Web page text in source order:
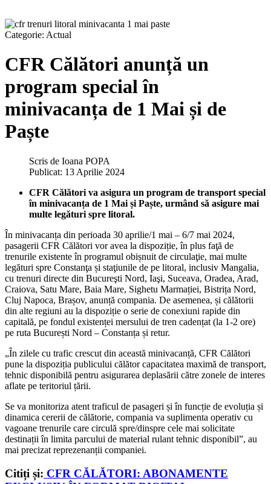
Categorie: Actual
CFR Călători anunță un
program special în
minivacanța de 1 Mai și de
Paște
Scris de Ioana POPA
Publicat: 13 Aprilie 2024
CFR Călători va asigura un program de transport special
în minivacanța de 1 Mai și Paște, urmând să asigure mai
multe legături spre litoral.
În minivacanța din perioada 30 aprilie/1 mai – 6/7 mai 2024,
pasagerii CFR Călători vor avea la dispoziție, în plus faţă de
trenurile existente în programul obișnuit de circulaţie, mai multe
legături spre Constanţa și staţiunile de pe litoral, inclusiv Mangalia,
cu trenuri directe din Bucureşti Nord, Iaşi, Suceava, Oradea, Arad,
Craiova, Satu Mare, Baia Mare, Sighetu Marmației, Bistrița Nord,
Cluj Napoca, Brașov, anunță compania. De asemenea, și călătorii
din alte regiuni au la dispoziție o serie de conexiuni rapide din
capitală, pe fondul existenței mersului de tren cadențat (la 1-2 ore)
pe ruta București Nord – Constanța și retur.
„În zilele cu trafic crescut din această minivacanță, CFR Călători
pune la dispoziția publicului călător capacitatea maximă de transport,
tehnic disponibilă pentru asigurarea deplasării către zonele de interes
aflate pe teritoriul țării.
Se va monitoriza atent traficul de pasageri și în funcție de evoluția și
dinamica cererii de călătorie, compania va suplimenta operativ cu
vagoane trenurile care circulă spre/dinspre cele mai solicitate
destinații în limita parcului de material rulant tehnic disponibil”, au
mai precizat reprezenanții companiei.
Citiți și: CFR CĂLĂTORI: ABONAMENTE